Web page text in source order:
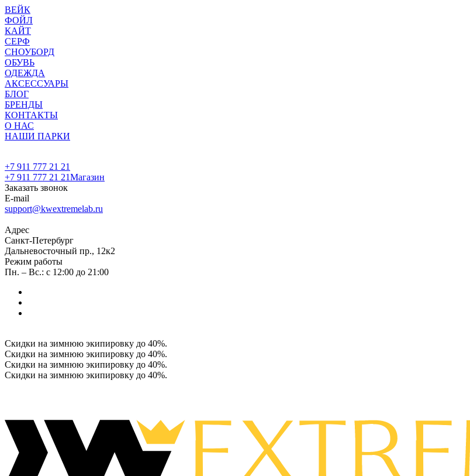
ВЕЙК
ФОЙЛ
КАЙТ
СЕРФ
СНОУБОРД
ОБУВЬ
ОДЕЖДА
АКСЕССУАРЫ
БЛОГ
БРЕНДЫ
КОНТАКТЫ
О НАС
НАШИ ПАРКИ
+7 911 777 21 21
+7 911 777 21 21Магазин
Заказать звонок
E-mail
support@kwextremelab.ru
Адрес
Санкт-Петербург
Дальневосточный пр., 12к2
Режим работы
Пн. – Вс.: с 12:00 до 21:00
Скидки на зимнюю экипировку до 40%.
Скидки на зимнюю экипировку до 40%.
Скидки на зимнюю экипировку до 40%.
Скидки на зимнюю экипировку до 40%.